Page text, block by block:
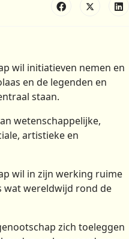
wil initiatieven nemen en
en de legenden en
staan.
wetenschappelijke,
artistieke en
wil in zijn werking ruime
wat wereldwijd rond de
zich toeleggen